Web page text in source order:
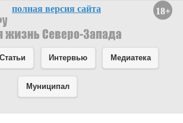
18+
полная версия сайта
Статьи Интервью Медиатека
Муниципал